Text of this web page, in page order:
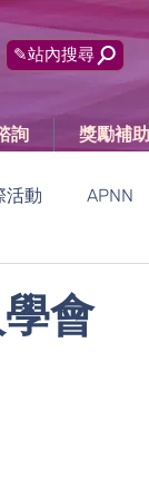
✎站內搜尋
詢 獎勵補助
活動 APNN
會